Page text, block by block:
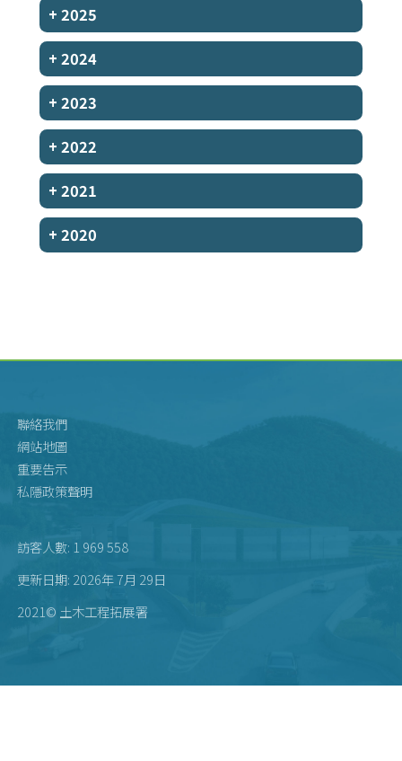
+ 2025
+ 2024
+ 2023
+ 2022
+ 2021
+ 2020
聯絡我們
網站地圖
重要告示
私隱政策聲明
訪客人數: 1 969 558
更新日期: 2026年 7月 29日
2021© 土木工程拓展署